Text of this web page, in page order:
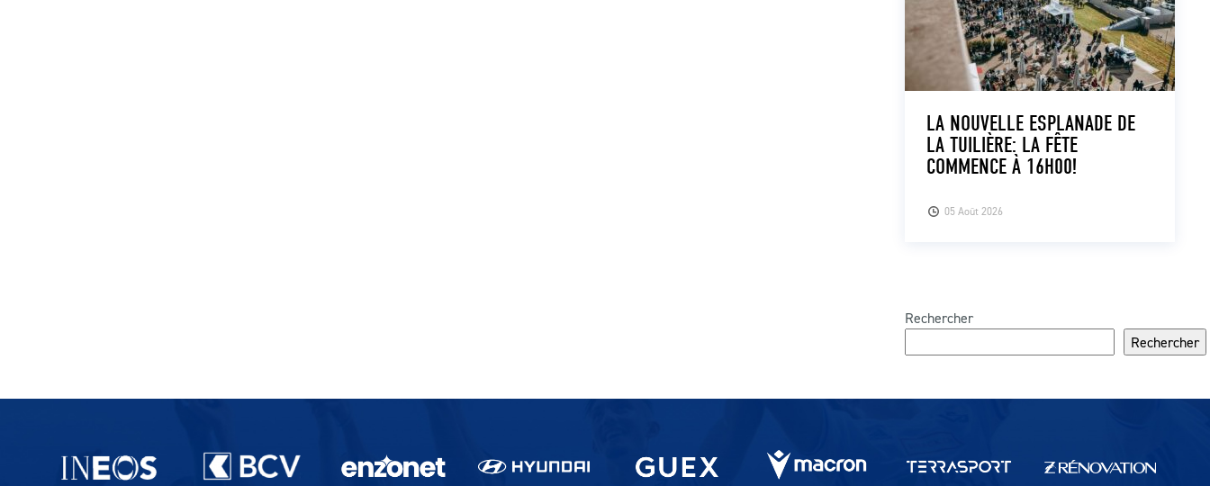
05 Août 2026
LA NOUVELLE ESPLANADE DE
LA TUILIÈRE: LA FÊTE
COMMENCE À 16H00!
Rechercher
Rechercher
Partenaires du lausanne-Sport